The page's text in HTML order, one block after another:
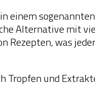
einem
Alternative mit
Rezepten, was
Tropfen und